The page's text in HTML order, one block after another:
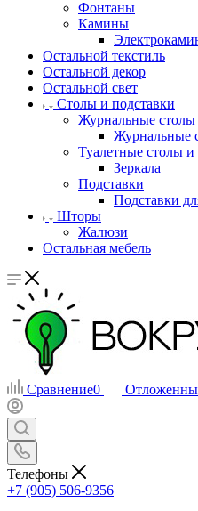
Фонтаны
Камины
Остальной текстиль
Остальной декор
Остальной свет
Столы и подставки
Журнальные столы
Журнальные
Туалетные столы
Зеркала
Подставки
Подставки
Шторы
Жалюзи
Остальная мебель
Сравнение0
Телефоны
+7 (905) 506-9356